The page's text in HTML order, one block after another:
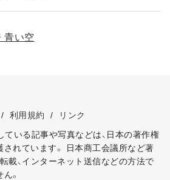
青い空
/ 利用規約 /
リンク
いる記事や写真などは、日本の著作権
れています。
日本商工会議所など著
載、インターネット送信などの方法で
。